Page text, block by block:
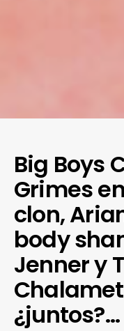
Big Boys
Grimes
clon,
body
Jenner y
¿juntos?…